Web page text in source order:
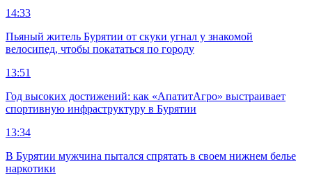
14:33
Пьяный житель Бурятии от скуки угнал у знакомой
велосипед, чтобы покататься по городу
13:51
Год высоких достижений: как «АпатитАгро» выстраивает
спортивную инфраструктуру в Бурятии
13:34
В Бурятии мужчина пытался спрятать в своем нижнем белье
наркотики